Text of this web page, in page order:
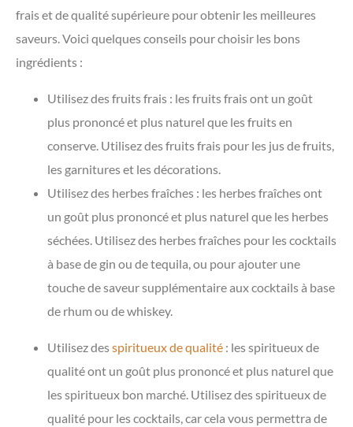
frais et de qualité supérieure pour obtenir les meilleures
saveurs. Voici quelques conseils pour choisir les bons
ingrédients :
Utilisez des fruits frais : les fruits frais ont un goût
plus prononcé et plus naturel que les fruits en
conserve. Utilisez des fruits frais pour les jus de fruits,
les garnitures et les décorations.
Utilisez des herbes fraîches : les herbes fraîches ont
un goût plus prononcé et plus naturel que les herbes
séchées. Utilisez des herbes fraîches pour les cocktails
à base de gin ou de tequila, ou pour ajouter une
touche de saveur supplémentaire aux cocktails à base
de rhum ou de whiskey.
Utilisez desspiritueux de qualité : les spiritueux de
qualité ont un goût plus prononcé et plus naturel que
les spiritueux bon marché. Utilisez des spiritueux de
qualité pour les cocktails, car cela vous permettra de